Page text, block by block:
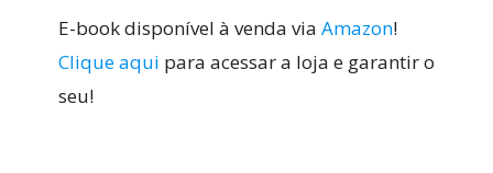
E-book disponível à venda via Amazon!
Clique aqui para acessar a loja e garantir o
seu!